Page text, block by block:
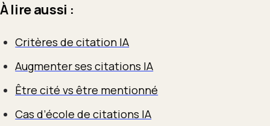
À lire aussi :
Critères de citation IA
Augmenter ses citations IA
Être cité vs être mentionné
Cas d’école de citations IA